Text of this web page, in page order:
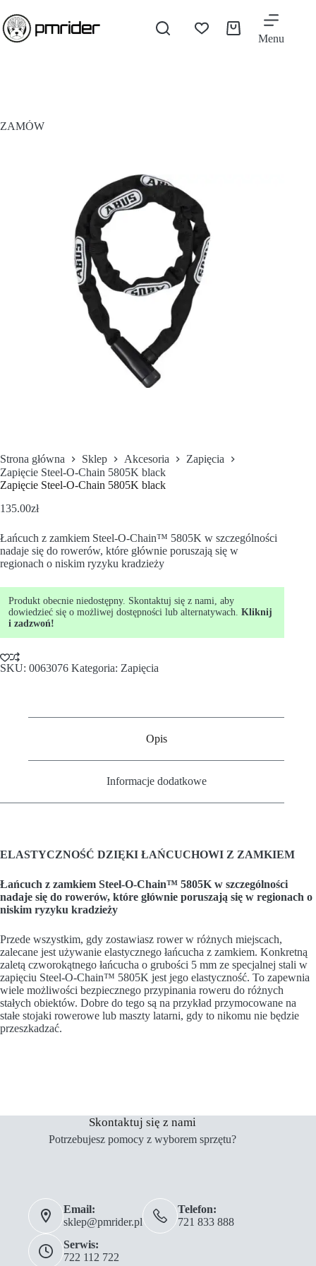
Menu
ZAMÓW
Strona główna Sklep Akcesoria
Zapięcia
Zapięcie Steel-O-Chain 5805K black
Zapięcie Steel-O-Chain 5805K black
135.00zł
Łańcuch z zamkiem Steel-O-Chain™ 5805K w szczególności
nadaje się do rowerów, które głównie poruszają się w
regionach o niskim ryzyku kradzieży
Produkt obecnie niedostępny. Skontaktuj się z nami, aby
dowiedzieć się o możliwej dostępności lub alternatywach. Kliknij
i zadzwoń!
SKU: 0063076 Kategoria: Zapięcia
Opis
Informacje dodatkowe
ELASTYCZNOŚĆ DZIĘKI ŁAŃCUCHOWI Z ZAMKIEM
Łańcuch z zamkiem Steel-O-Chain™ 5805K w szczególności
nadaje się do rowerów, które głównie poruszają się w regionach o
niskim ryzyku kradzieży
Przede wszystkim, gdy zostawiasz rower w różnych miejscach,
zalecane jest używanie elastycznego łańcucha z zamkiem. Konkretną
zaletą czworokątnego łańcucha o grubości 5 mm ze specjalnej stali w
zapięciu Steel-O-Chain™ 5805K jest jego elastyczność. To zapewnia
wiele możliwości bezpiecznego przypinania roweru do różnych
stałych obiektów. Dobre do tego są na przykład przymocowane na
stałe stojaki rowerowe lub maszty latarni, gdy to nikomu nie będzie
przeszkadzać.
Skontaktuj się z nami
Potrzebujesz pomocy z wyborem sprzętu?
Email:
sklep@pmrider.pl
Telefon:
721 833 888
Serwis:
722 112 722